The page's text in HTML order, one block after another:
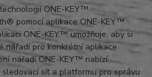
ONE-KEY™
pomocí aplikace ONE-KEY™
ONE-KEY™ umožňuje, aby si
nářadí pro konkrétní aplikace
nářadí ONE-KEY™ nabízí
síť a platformu pro správu